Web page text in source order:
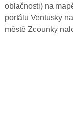
oblačnosti) na
portálu Ventusky
městě Zdounky